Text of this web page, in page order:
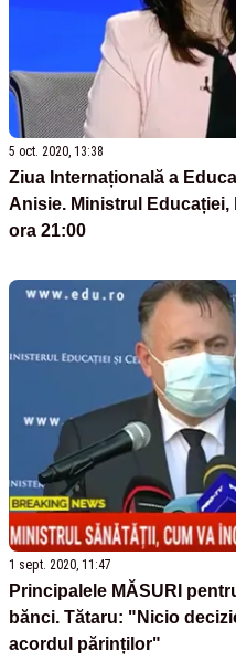
5 oct. 2020, 13:38
Ziua Internațională a
Anisie. Ministrul
ora 21:00
1 sept. 2020, 11:47
Principalele MĂSURI
bănci. Tătaru: "Nicio
acordul părinților"